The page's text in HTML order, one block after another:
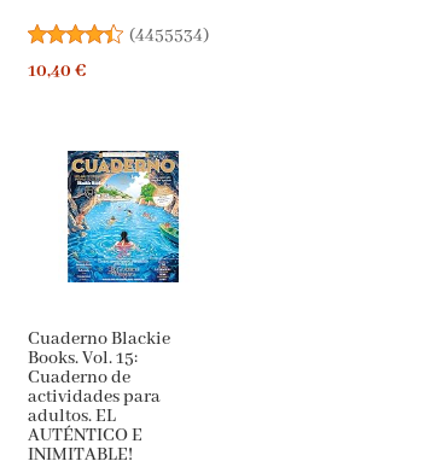
(4455534)
10,40 €
Cuaderno Blackie
Books. Vol. 15:
Cuaderno de
actividades para
adultos. EL
AUTÉNTICO E
INIMITABLE!